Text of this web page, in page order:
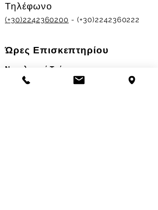
Τηλέφωνο
(+30)2242360200 - (+30)2242360222
Ώρες Επισκεπτηρίου
Νοσηλευτικά Τμήματα
Χειμερινό ωράριο: 11.00-13.00
17.30-19.30